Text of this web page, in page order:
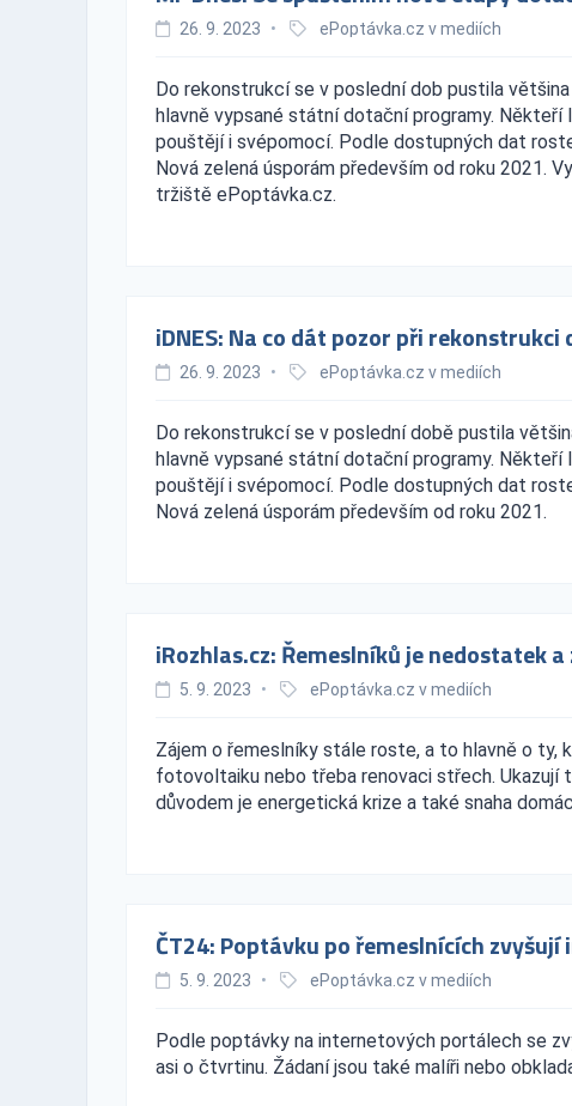
26. 9. 2023 • ePoptávka.cz v mediích
Do rekonstrukcí se v poslední dob pustila
hlavně vypsané státní dotační programy. Někteří
pouštějí i svépomocí. Podle dostupných dat
Nová zelená úsporám především od roku 2021.
tržiště ePoptávka.cz.
iDNES: Na co dát pozor při rekonstrukci
26. 9. 2023 • ePoptávka.cz v mediích
Do rekonstrukcí se v poslední době pustila
hlavně vypsané státní dotační programy. Někteří
pouštějí i svépomocí. Podle dostupných dat
Nová zelená úsporám především od roku 2021.
iRozhlas.cz: Řemeslníků je nedostatek
5. 9. 2023 • ePoptávka.cz v mediích
Zájem o řemeslníky stále roste, a to hlavně o ty,
fotovoltaiku nebo třeba renovaci střech. Ukazují
důvodem je energetická krize a také snaha
ČT24: Poptávku po řemeslnících
5. 9. 2023 • ePoptávka.cz v mediích
Podle poptávky na internetových portálech se
asi o čtvrtinu. Žádaní jsou také malíři nebo